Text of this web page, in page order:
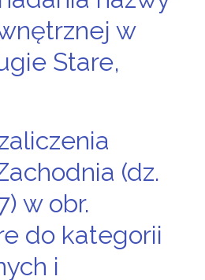
w
Stare,
(dz.
w obr.
do kategorii
i